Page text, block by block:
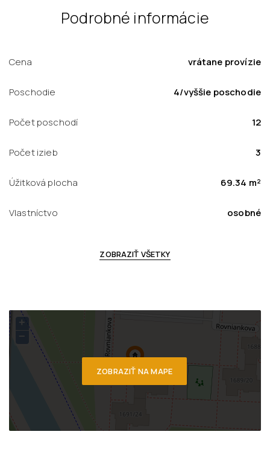
Podrobné informácie
Cena vrátane provízie
Poschodie 4/vyššie poschodie
Počet poschodí 12
Počet izieb 3
Úžitková plocha 69.34 m²
Vlastníctvo osobné
ZOBRAZIŤ VŠETKY
ZOBRAZIŤ NA MAPE
+
−